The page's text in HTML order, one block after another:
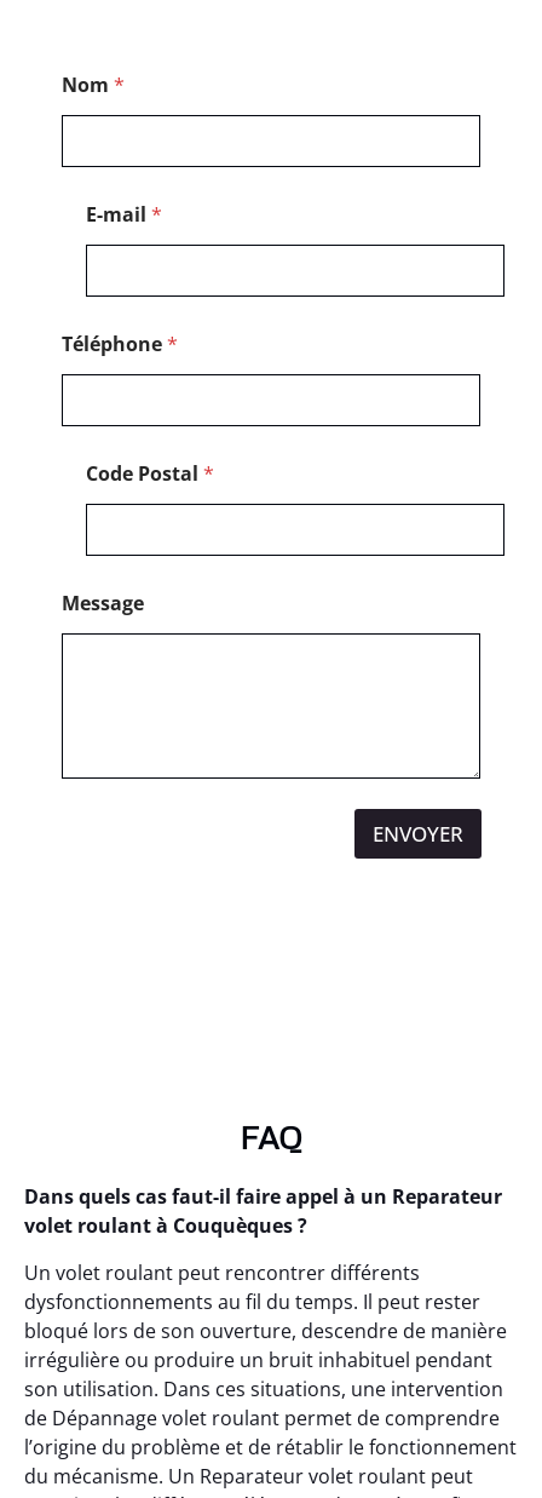
Nom *
E-mail *
Téléphone*
Code Postal *
Message
ENVOYER
FAQ
Dans quels cas faut-il faire appel à un Reparateur
volet roulant à Couquèques ?
Un volet roulant peut rencontrer différents
dysfonctionnements au fil du temps. Il peut rester
bloqué lors de son ouverture, descendre de manière
irrégulière ou produire un bruit inhabituel pendant
son utilisation. Dans ces situations, une intervention
de Dépannage volet roulant permet de comprendre
l’origine du problème et de rétablir le fonctionnement
du mécanisme. Un Reparateur volet roulant peut